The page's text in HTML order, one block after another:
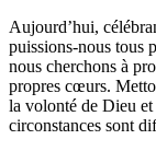
Aujourd’hui,
puissions-nous tous
nous cherchons à
propres cœurs.
la volonté de Dieu et
circonstances sont